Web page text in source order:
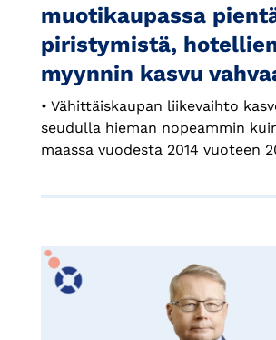
muotikaupassa
piristymistä,
myynnin kasvu
• Vähittäiskaupan liikevaihto
seudulla hieman nopeammin
maassa vuodesta 2014 vuoteen